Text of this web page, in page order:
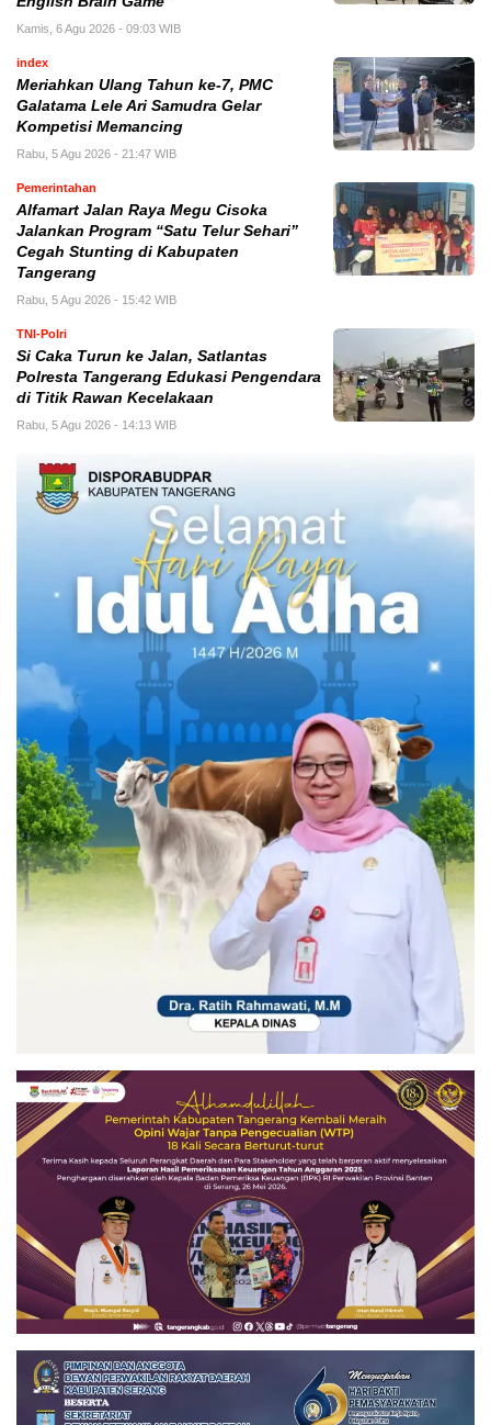
Kamis, 6 Agu 2026 - 09:03 WIB
index
Meriahkan Ulang Tahun ke-7, PMC
Galatama Lele Ari Samudra Gelar
Kompetisi Memancing
Rabu, 5 Agu 2026 - 21:47 WIB
Pemerintahan
Alfamart Jalan Raya Megu Cisoka
Jalankan Program “Satu Telur Sehari”
Cegah Stunting di Kabupaten
Tangerang
Rabu, 5 Agu 2026 - 15:42 WIB
TNI-Polri
Si Caka Turun ke Jalan, Satlantas
Polresta Tangerang Edukasi Pengendara
di Titik Rawan Kecelakaan
Rabu, 5 Agu 2026 - 14:13 WIB